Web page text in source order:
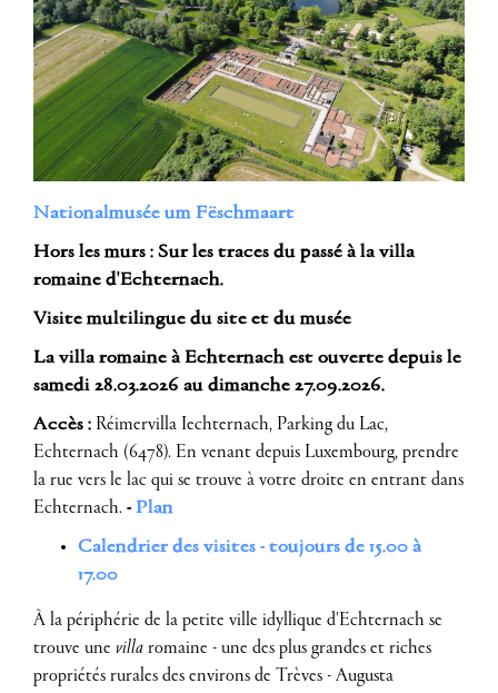
Nationalmusée um Fëschmaart
Hors les murs : Sur les traces du passé à la villa
romaine d'Echternach.
Visite multilingue du site et du musée
La villa romaine à Echternach est ouverte depuis le
samedi 28.03.2026 au dimanche 27.09.2026.
Accès : Réimervilla Iechternach, Parking du Lac,
Echternach (6478). En venant depuis Luxembourg, prendre
la rue vers le lac qui se trouve à votre droite en entrant dans
Echternach. - Plan
Calendrier des visites - toujours de 15.00 à
17.00
À la périphérie de la petite ville idyllique d'Echternach se
trouve une villa romaine - une des plus grandes et riches
propriétés rurales des environs de Trèves - Augusta